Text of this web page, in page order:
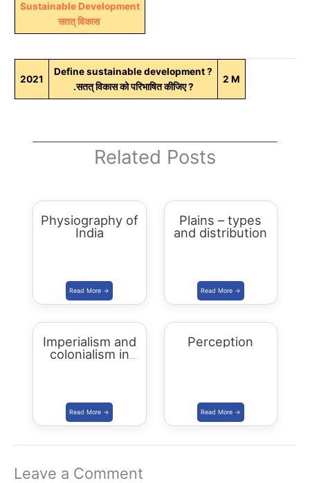
Sustainable Development
सतत्‌ विकास
2021
Define sustainable development ?
.सतत्‌ विकास को परिभाषित कीजिए ?
2 M
Related Posts
Physiography of
India
Plains – types
and distribution
Imperialism and
colonialism in
Perception
Leave a Comment